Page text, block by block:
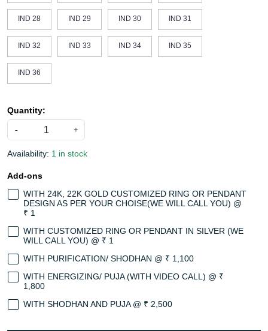
IND 28 IND 29 IND 30 IND 31
IND 32 IND 33 IND 34 IND 35
IND 36
Quantity:
- +
Availability: 1 in stock
Add-ons
WITH 24K, 22K GOLD CUSTOMIZED RING OR PENDANT
DESIGN AS PER YOUR CHOISE(WE WILL CALL YOU) @
₹ 1
WITH CUSTOMIZED RING OR PENDANT IN SILVER (WE
WILL CALL YOU) @ ₹ 1
WITH PURIFICATION/ SHODHAN @ ₹ 1,100
WITH ENERGIZING/ PUJA (WITH VIDEO CALL) @ ₹
1,800
WITH SHODHAN AND PUJA @ ₹ 2,500